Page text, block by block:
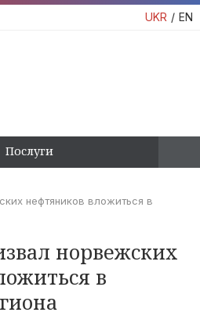
UKR EN
Послуги
нефтяников вложиться в
норвежских
в